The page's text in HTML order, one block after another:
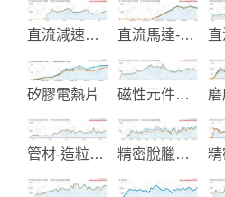
直流減速馬達 直流馬達-伺服馬達
矽膠電熱片 磁性元件和交換式電源製造
管材-造粒-塑木製造與整廠設備 精密脫臘鑄造製造